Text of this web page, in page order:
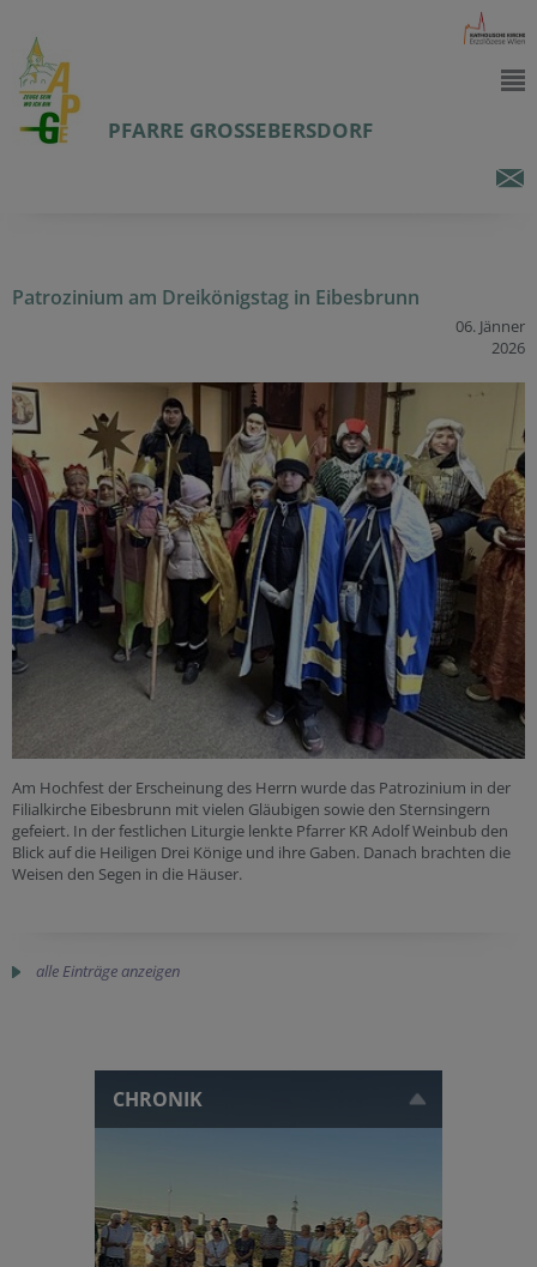
PFARRE GROSSEBERSDORF
Patrozinium am Dreikönigstag in Eibesbrunn
06. Jänner
2026
Am Hochfest der Erscheinung des Herrn wurde das Patrozinium in der
Filialkirche Eibesbrunn mit vielen Gläubigen sowie den Sternsingern
gefeiert. In der festlichen Liturgie lenkte Pfarrer KR Adolf Weinbub den
Blick auf die Heiligen Drei Könige und ihre Gaben. Danach brachten die
Weisen den Segen in die Häuser.
alle Einträge anzeigen
CHRONIK